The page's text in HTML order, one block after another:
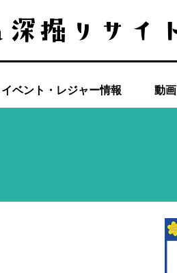
イベント・レジャー情報 動画